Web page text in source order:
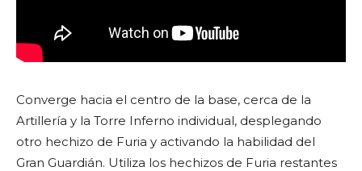
Converge hacia el centro de la base, cerca de la
Artillería y la Torre Inferno individual, desplegando
otro hechizo de Furia y activando la habilidad del
Gran Guardián. Utiliza los hechizos de Furia restantes